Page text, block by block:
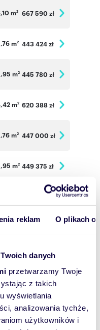
reklam O plikach
danych
przetwarzamy Twoje
z takich
wyświetlania
analizowania tychże,
użytkowników i
m2 667 590 zł
m2 443 424 zł
m2 445 780 zł
m2 620 388 zł
m2 447 000 zł
m2 449 375 zł
466 875 zł
m 2 450 576 zł
m2 487 756 zł
m 452 970 zł